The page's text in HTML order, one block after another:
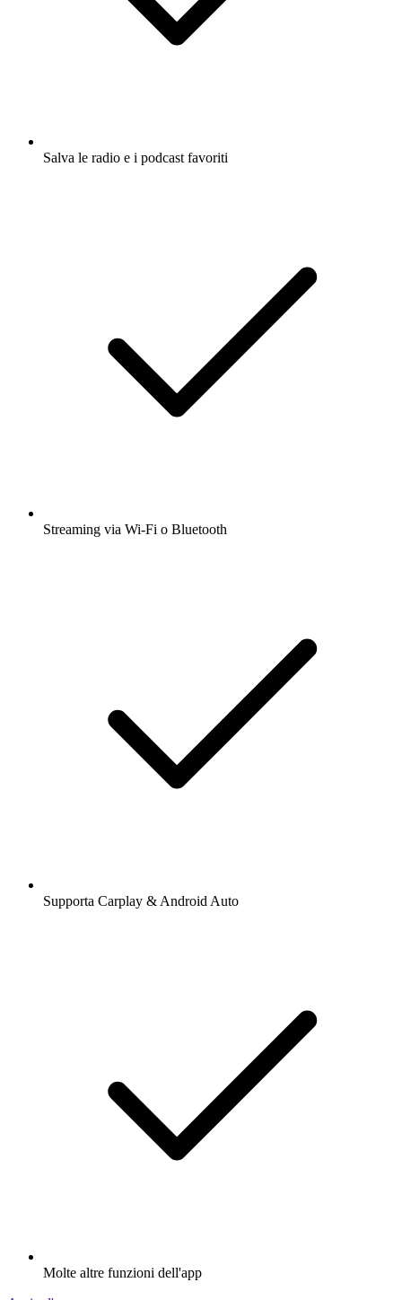
Salva le radio e i podcast favoriti
Streaming via Wi-Fi o Bluetooth
Supporta Carplay & Android Auto
Molte altre funzioni dell'app